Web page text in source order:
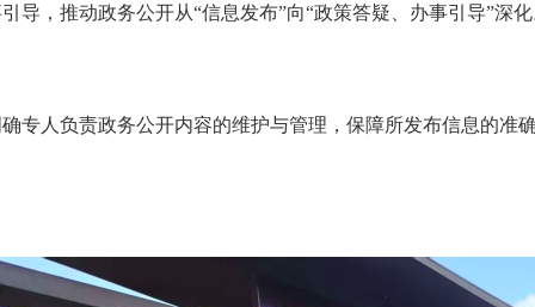
导，推动政务公开从“信息发布”向“政策答疑、办事引导”深
人负责政务公开内容的维护与管理，保障所发布信息的准